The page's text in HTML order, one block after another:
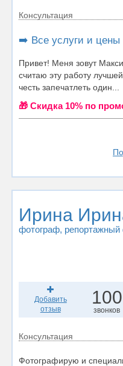
Консультация
➡️ Все услуги и цены
Привет! Меня зовут
считаю эту работу
честь запечатлеть один...
🎁 Cкидка 10% по
Ирина
фотограф,
Добавить
отзыв
100
звонков
Консультация
Фотографирую и